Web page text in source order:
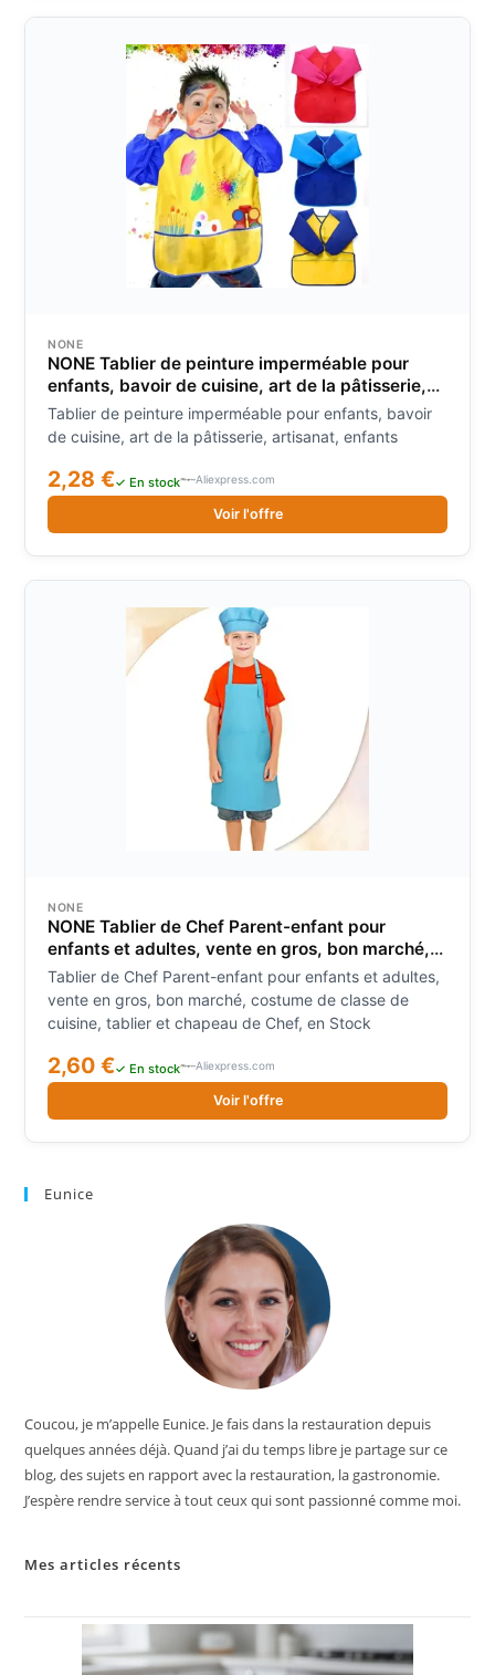
NONE
NONE Tablier de peinture imperméable pour
enfants, bavoir de cuisine, art de la pâtisserie,
artisanat, enfants
Tablier de peinture imperméable pour enfants, bavoir
de cuisine, art de la pâtisserie, artisanat, enfants
2,28 €✓ En stock Aliexpress.com
Voir l'offre
NONE
NONE Tablier de Chef Parent-enfant pour
enfants et adultes, vente en gros, bon marché,
costume de classe de cuisine, tablier et chapeau
de Chef, en Stock
Tablier de Chef Parent-enfant pour enfants et adultes,
vente en gros, bon marché, costume de classe de
cuisine, tablier et chapeau de Chef, en Stock
2,60 €✓ En stock Aliexpress.com
Voir l'offre
Eunice
Coucou, je m’appelle Eunice. Je fais dans la restauration depuis
quelques années déjà. Quand j’ai du temps libre je partage sur ce
blog, des sujets en rapport avec la restauration, la gastronomie.
J’espère rendre service à tout ceux qui sont passionné comme moi.
Mes articles récents